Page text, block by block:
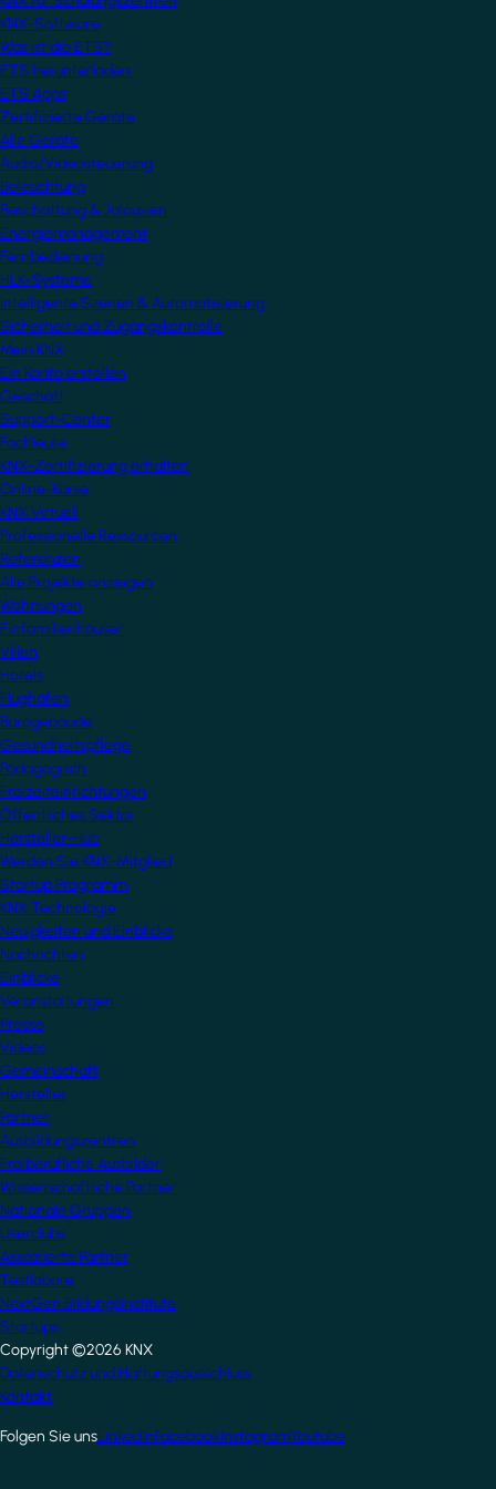
KNX-Software
Was ist die ETS?
ETS herunterladen
ETS Apps
Zertifizierte Geräte
Alle Geräte
Audio/Videosteuerung
Beleuchtung
Beschattung & Jalousien
Energiemanagement
Fernbedienung
HLK-Systeme
Intelligente Szenen & Automatisierung
Sicherheit und Zugangskontrolle
Mein KNX
Ein Konto erstellen
Geschäft
Support-Center
Fachleute
KNX-Zertifizierung erhalten
Online-Kurse
KNX Virtuell
Professionelle Ressourcen
Referenzen
Alle Projekte anzeigen
Wohnungen
Einfamilienhäuser
Villen
Hotels
Flughäfen
Bürogebäude
Gesundheitspflege
Pädagogisch
Freizeiteinrichtungen
Öffentliches Sektor
Hersteller-Hub
Werden Sie KNX-Mitglied
Startup Programm
KNX Technologie
Neuigkeiten und Einblicke
Nachrichten
Einblicke
Veranstaltungen
Presse
Videos
Gemeinschaft
Hersteller
Partner
Ausbildungszentren
Freiberufliche Ausbilder
Wissenschaftliche Partner
Nationale Gruppen
Userclubs
Assoziierte Partner
Testlabore
NextGen Bildungsinstitute
Startups
Copyright ©2026 KNX
Footer
Datenschutz und Haftungsausschluss
Kontakt
Folgen Sie unsLinkedInFacebookInstagramYoutube